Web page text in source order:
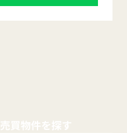
売買物件を探す